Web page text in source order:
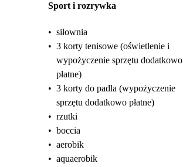
Sport i rozrywka
• siłownia
• 3 korty tenisowe (oświetlenie i
wypożyczenie sprzętu dodatkowo
płatne)
• 3 korty do padla (wypożyczenie
sprzętu dodatkowo płatne)
• rzutki
• boccia
• aerobik
• aquaerobik